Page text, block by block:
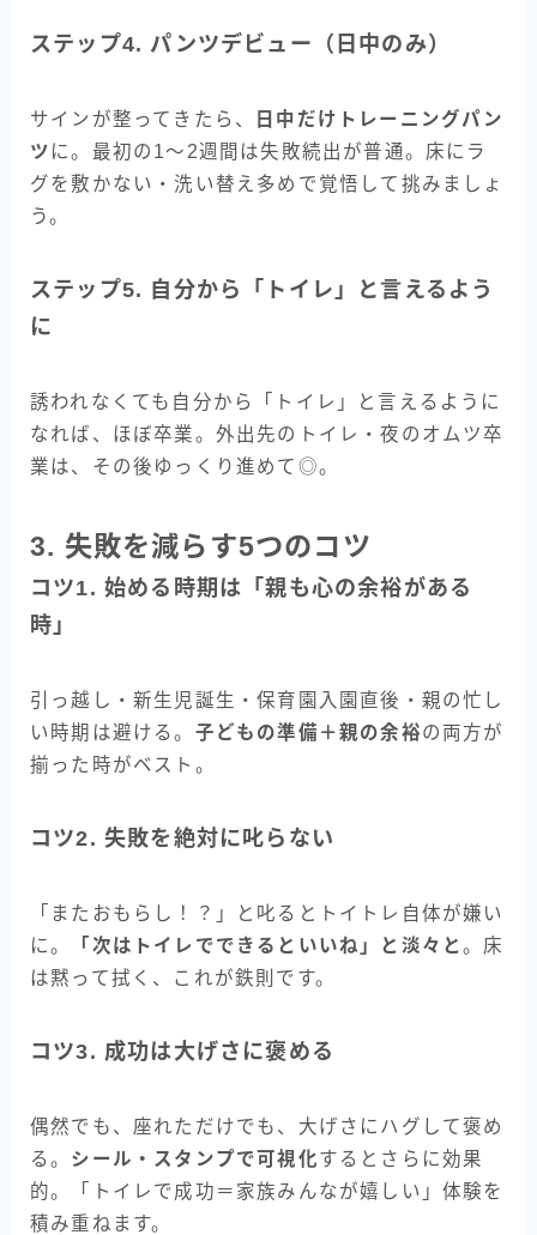
ステップ4. パンツデビュー（日中のみ）
サインが整ってきたら、
日中だけトレーニングパン
ツ に。最初の1〜2週間は失敗続出が普通。床にラ
グを敷かない・洗い替え多めで覚悟して挑みましょ
う。
ステップ5. 自分から「トイレ」と言えるよう
に
誘われなくても自分から「トイレ」と言えるように
なれば、ほぼ卒業。外出先のトイレ・夜のオムツ卒
業は、その後ゆっくり進めて◎。
3. 失敗を減らす5つのコツ
コツ1. 始める時期は「親も心の余裕がある
時」
引っ越し・新生児誕生・保育園入園直後・親の忙し
い時期は避ける。 子どもの準備＋親の余裕の両方が
揃った時がベスト。
コツ2. 失敗を絶対に叱らない
「またおもらし！？」と叱るとトイトレ自体が嫌い
に。
「次はトイレでできるといいね」と淡々と。床
は黙って拭く、これが鉄則です。
コツ3. 成功は大げさに褒める
偶然でも、座れただけでも、大げさにハグして褒め
る。 シール・スタンプで可視化するとさらに効果
的。「トイレで成功＝家族みんなが嬉しい」体験を
積み重ねます。